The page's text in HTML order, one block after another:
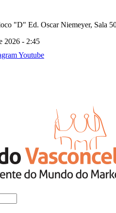
"D" Ed. Oscar Niemeyer, Sala
2026 - 2:45
Youtube